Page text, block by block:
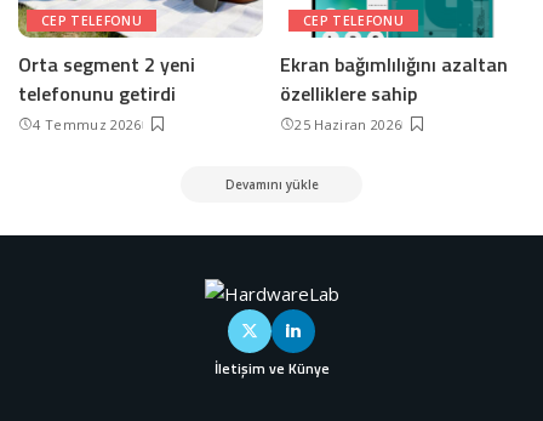
CEP TELEFONU
Orta segment 2 yeni
telefonunu getirdi
4 Temmuz 2026
CEP TELEFONU
Ekran bağımlılığını azaltan
özelliklere sahip
25 Haziran 2026
Devamını yükle
İletişim ve Künye